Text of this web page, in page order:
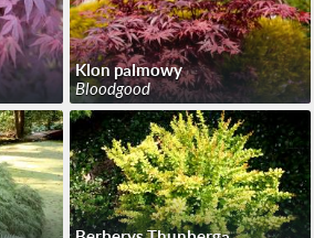
Klon palmowy
Bloodgood